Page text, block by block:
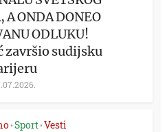
A ONDA DONEO
ODLUKU!
završio sudijsku
•Sport •Vesti